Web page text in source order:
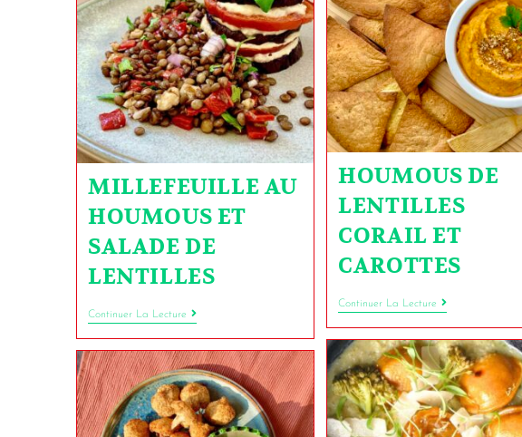
HOUMOUS DE
LENTILLES
CORAIL ET
CAROTTES
Continuer La Lecture
MILLEFEUILLE AU
HOUMOUS ET
SALADE DE
LENTILLES
Continuer La Lecture